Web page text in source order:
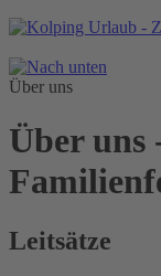
Über uns
Über uns
Leitsätze